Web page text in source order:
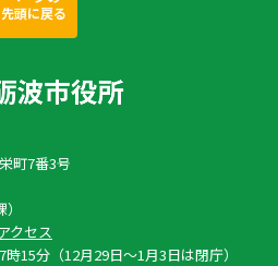
先頭に戻る
町7番3号
クセス
15分（12月29日〜1月3日は閉庁）